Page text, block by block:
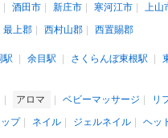
酒田市 新庄市 寒河江市 上山
最上郡 西村山郡 西置賜郡
駅 余目駅 さくらんぼ東根駅
アロマ ベビーマッサージ リ
プ ネイル ジェルネイル ヘッ